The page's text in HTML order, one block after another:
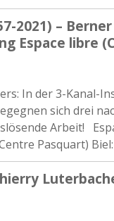
2021) –
Espace libre
In der 3-Kanal-
sich drei
Arbeit!
Pasquart)